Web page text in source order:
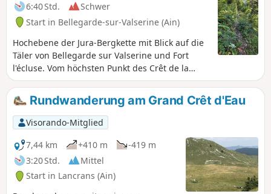
weiterzugehen.
6:40 Std.
Schwer
Start in Bellegarde-sur-Valserine (Ain)
Hochebene der Jura-Bergkette mit Blick auf die
Täler von Bellegarde sur Valserine und Fort
l'écluse. Vom höchsten Punkt des Crêt de la
Goutte aus hat man einen 360°-Panoramablick
auf den Naturpark Jura und den Genfer See auf
der Genfer Seite, mit einem Horizont, der von
den Alpen, darunter dem Mont Blanc, dominiert
wird.
Rundwanderung am Grand Crêt d'Eau
Visorando-Mitglied
7,44 km
+410 m
-419 m
3:20 Std.
Mittel
Start in Lancrans (Ain)